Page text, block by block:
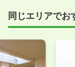
事前に確認
付けください
同じエリアでお